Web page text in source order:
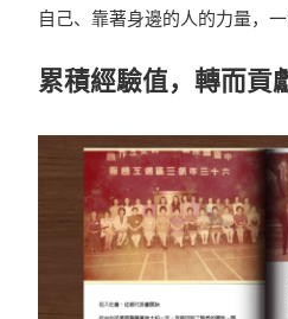
自己、靠著身邊的人的力量，一
累積經驗值，轉而貢